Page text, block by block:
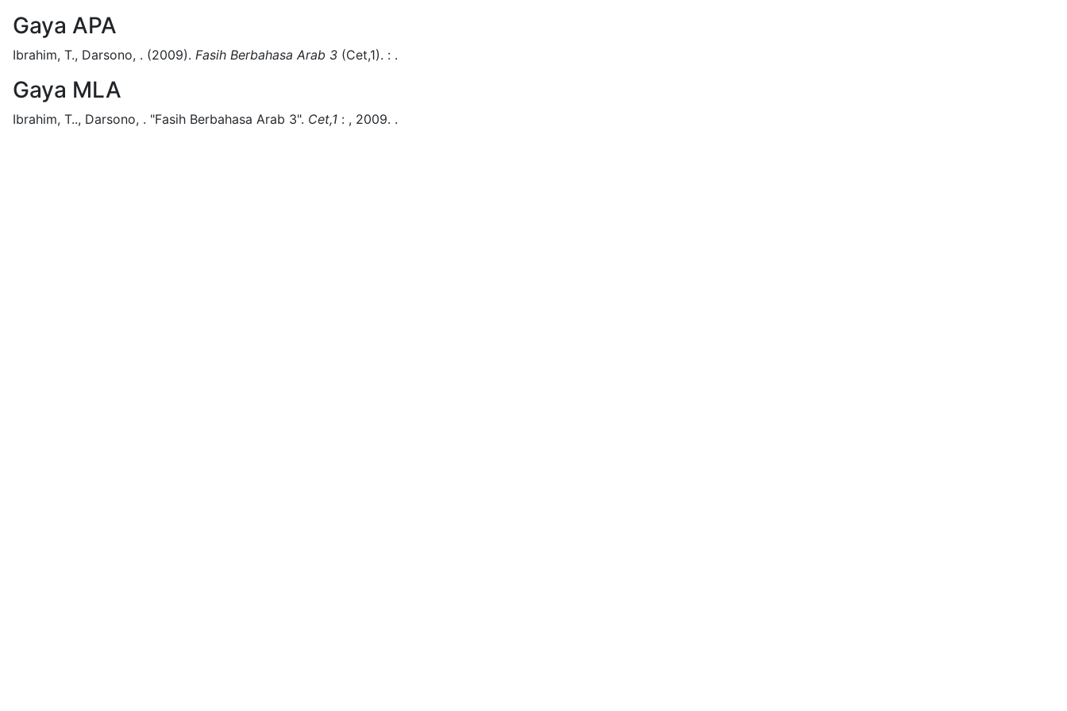
Gaya APA
Ibrahim, T., Darsono, . (2009). Fasih Berbahasa Arab 3 (Cet,1). : .
Gaya MLA
Ibrahim, T.., Darsono, . "Fasih Berbahasa Arab 3". Cet,1 : , 2009. .